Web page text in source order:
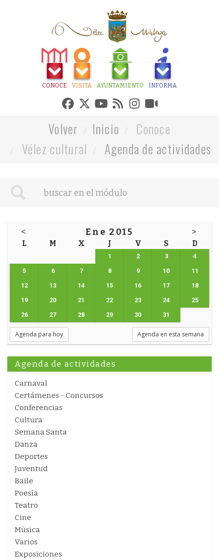
CONOCE VISITA AYUNTAMIENTO INFORMA
Volver Inicio
Conoce
Vélez cultural
Agenda de actividades
< Ene 2015 >
L M X J V S D
1 2 3 4
5 6 7 8 9 10 11
12 13 14 15 16 17 18
19 20 21 22 23 24 25
26 27 28 29 30 31
Agenda para hoy Agenda en esta semana
Agenda de actividades
Carnaval
Certámenes - Concursos
Conferencias
Cultura
Semana Santa
Danza
Deportes
Juventud
Baile
Poesía
Teatro
Cine
Música
Varios
Exposiciones